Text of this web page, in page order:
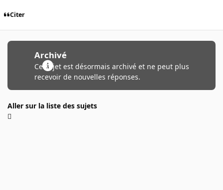
Citer
Archivé
Ce sujet est désormais archivé et ne peut plus
recevoir de nouvelles réponses.
Aller sur la liste des sujets